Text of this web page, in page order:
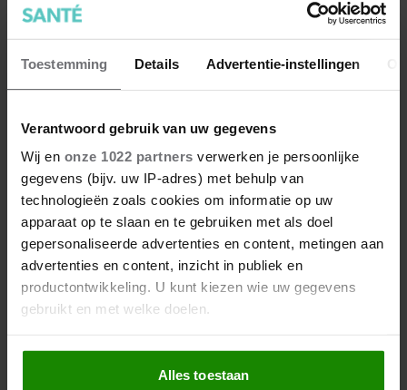
Toestemming Details Advertentie-instellingen
Verantwoord gebruik van uw gegevens
Wij en onze 1022 partners verwerken je persoonlijke
gegevens (bijv. uw IP-adres) met behulp van
technologieën zoals cookies om informatie op uw
apparaat op te slaan en te gebruiken met als doel
gepersonaliseerde advertenties en content, metingen aan
advertenties en content, inzicht in publiek en
productontwikkeling. U kunt kiezen wie uw gegevens
gebruikt en met welke doelen.
Als u het toestaat, willen we ook graag:
Informatie verzamelen over uw geografische
Alles toestaan
je doet